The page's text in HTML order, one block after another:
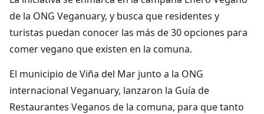
de la ONG Veganuary, y busca que residentes y
turistas puedan conocer las más de 30 opciones para
comer vegano que existen en la comuna.
El municipio de Viña del Mar junto a la ONG
internacional Veganuary, lanzaron la Guía de
Restaurantes Veganos de la comuna, para que tanto